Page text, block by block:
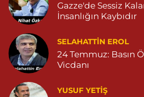
Zeytinpınar Mahallesi, Roj Caddesi No:11
0 (482) 251 30 06
Çınarbaş Eczanesi
Bahçebaşı Mahallesi, Hanse Hatun Caddesi
Mardin
0 (482) 591 10 15 Yol Tarifi Al
Gazze'de Sessiz
İnsanlığın Kaybıdır
SELAHATTIN EROL
24 Temmuz: Basın
Vicdanı
YUSUF YETİŞ